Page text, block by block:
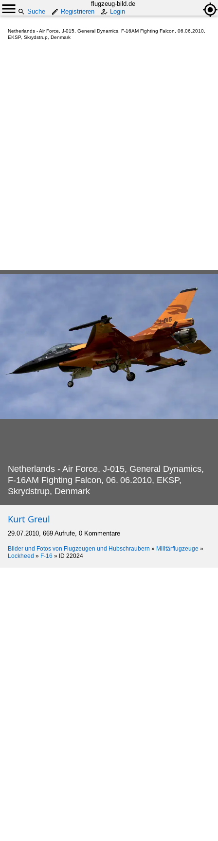
flugzeug-bild.de
Suche
Registrieren Login
Netherlands - Air Force, J-015, General Dynamics, F-16AM Fighting Falcon, 06.06.2010,
EKSP, Skrydstrup, Denmark
Netherlands - Air Force, J-015, General Dynamics,
F-16AM Fighting Falcon, 06. 06.2010, EKSP,
Skrydstrup, Denmark
Kurt Greul
29.07.2010, 669 Aufrufe, 0 Kommentare
Bilder und Fotos von Flugzeugen und Hubschraubern » Militärflugzeuge »
Lockheed » F-16 » ID 22024